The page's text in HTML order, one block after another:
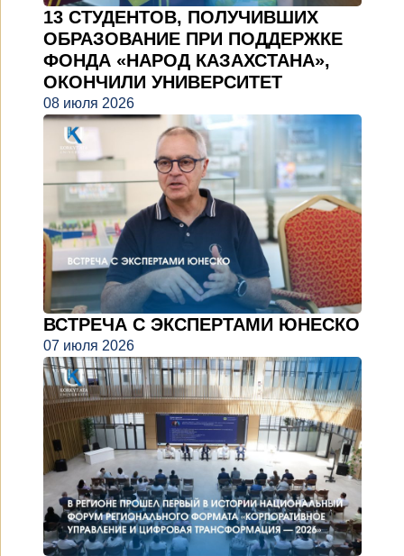
13 СТУДЕНТОВ, ПОЛУЧИВШИХ
ОБРАЗОВАНИЕ ПРИ ПОДДЕРЖКЕ
ФОНДА «НАРОД КАЗАХСТАНА»,
ОКОНЧИЛИ УНИВЕРСИТЕТ
08 июля 2026
ВСТРЕЧА С ЭКСПЕРТАМИ ЮНЕСКО
07 июля 2026